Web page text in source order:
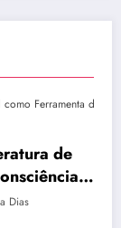
de